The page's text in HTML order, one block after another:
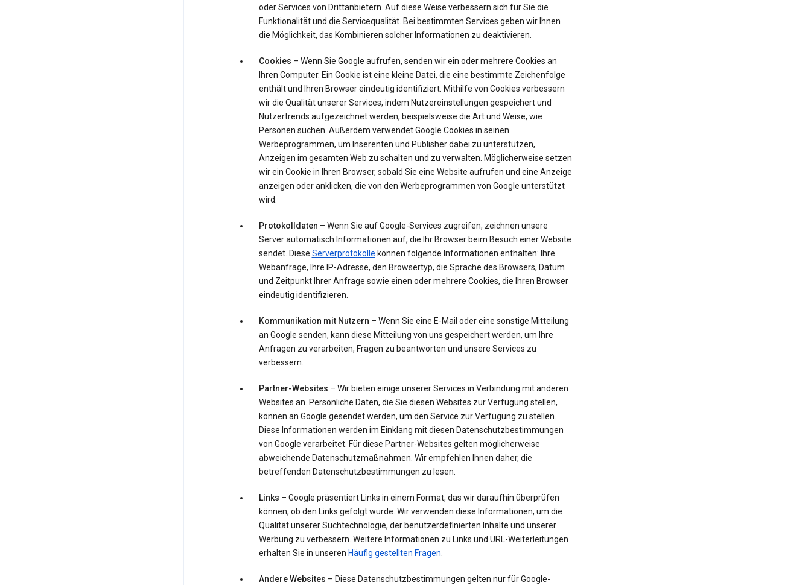
oder Services von Drittanbietern. Auf diese Weise verbessern sich für Sie die
Funktionalität und die Servicequalität. Bei bestimmten Services geben wir Ihnen
die Möglichkeit, das Kombinieren solcher Informationen zu deaktivieren.
Cookies – Wenn Sie Google aufrufen, senden wir ein oder mehrere Cookies an
Ihren Computer. Ein Cookie ist eine kleine Datei, die eine bestimmte Zeichenfolge
enthält und Ihren Browser eindeutig identifiziert. Mithilfe von Cookies verbessern
wir die Qualität unserer Services, indem Nutzereinstellungen gespeichert und
Nutzertrends aufgezeichnet werden, beispielsweise die Art und Weise, wie
Personen suchen. Außerdem verwendet Google Cookies in seinen
Werbeprogrammen, um Inserenten und Publisher dabei zu unterstützen,
Anzeigen im gesamten Web zu schalten und zu verwalten. Möglicherweise setzen
wir ein Cookie in Ihren Browser, sobald Sie eine Website aufrufen und eine Anzeige
anzeigen oder anklicken, die von den Werbeprogrammen von Google unterstützt
wird.
Protokolldaten – Wenn Sie auf Google-Services zugreifen, zeichnen unsere
Server automatisch Informationen auf, die Ihr Browser beim Besuch einer Website
sendet. Diese Serverprotokolle können folgende Informationen enthalten: Ihre
Webanfrage, Ihre IP-Adresse, den Browsertyp, die Sprache des Browsers, Datum
und Zeitpunkt Ihrer Anfrage sowie einen oder mehrere Cookies, die Ihren Browser
eindeutig identifizieren.
Kommunikation mit Nutzern – Wenn Sie eine E-Mail oder eine sonstige Mitteilung
an Google senden, kann diese Mitteilung von uns gespeichert werden, um Ihre
Anfragen zu verarbeiten, Fragen zu beantworten und unsere Services zu
verbessern.
Partner-Websites – Wir bieten einige unserer Services in Verbindung mit anderen
Websites an. Persönliche Daten, die Sie diesen Websites zur Verfügung stellen,
können an Google gesendet werden, um den Service zur Verfügung zu stellen.
Diese Informationen werden im Einklang mit diesen Datenschutzbestimmungen
von Google verarbeitet. Für diese Partner-Websites gelten möglicherweise
abweichende Datenschutzmaßnahmen. Wir empfehlen Ihnen daher, die
betreffenden Datenschutzbestimmungen zu lesen.
Links – Google präsentiert Links in einem Format, das wir daraufhin überprüfen
können, ob den Links gefolgt wurde. Wir verwenden diese Informationen, um die
Qualität unserer Suchtechnologie, der benutzerdefinierten Inhalte und unserer
Werbung zu verbessern. Weitere Informationen zu Links und URL-Weiterleitungen
erhalten Sie in unseren Häufig gestellten Fragen
Andere Websites – Diese Datenschutzbestimmungen gelten nur für Google-